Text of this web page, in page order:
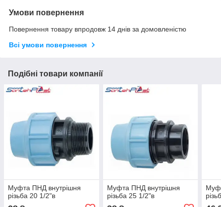
Умови повернення
Повернення товару впродовж 14 днів за домовленістю
Всі умови повернення
Подібні товари компанії
Муфта ПНД внутрішня
різьба 20 1/2"в
Муфта ПНД внутрішня
різьба 25 1/2"в